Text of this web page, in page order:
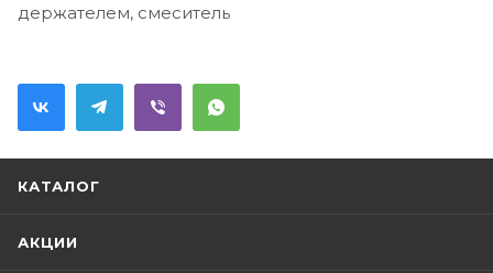
держателем, смеситель
КАТАЛОГ
АКЦИИ